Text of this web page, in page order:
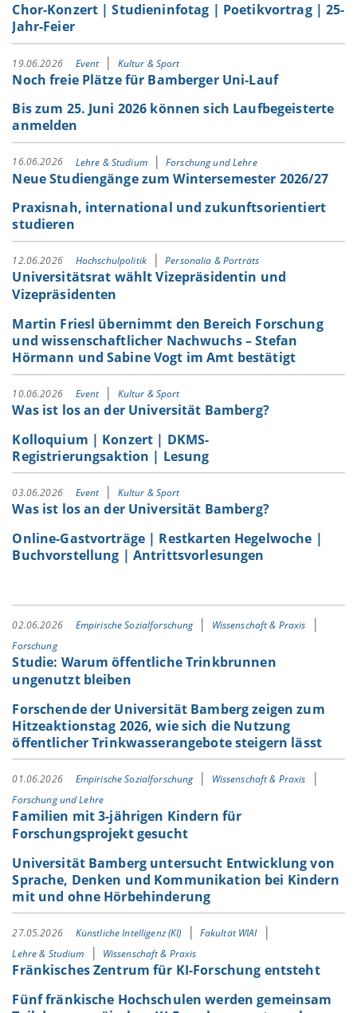
Chor-Konzert | Studieninfotag | Poetikvortrag | 25-
Jahr-Feier
19.06.2026 Event Kultur & Sport
Noch freie Plätze für Bamberger Uni-Lauf
Bis zum 25. Juni 2026 können sich Laufbegeisterte
anmelden
16.06.2026 Lehre & Studium Forschung und Lehre
Neue Studiengänge zum Wintersemester 2026/27
Praxisnah, international und zukunftsorientiert
studieren
12.06.2026 Hochschulpolitik Personalia & Porträts
Universitätsrat wählt Vizepräsidentin und
Vizepräsidenten
Martin Friesl übernimmt den Bereich Forschung
und wissenschaftlicher Nachwuchs – Stefan
Hörmann und Sabine Vogt im Amt bestätigt
10.06.2026 Event Kultur & Sport
Was ist los an der Universität Bamberg?
Kolloquium | Konzert | DKMS-
Registrierungsaktion | Lesung
03.06.2026 Event Kultur & Sport
Was ist los an der Universität Bamberg?
Online-Gastvorträge | Restkarten Hegelwoche |
Buchvorstellung | Antrittsvorlesungen
02.06.2026 Empirische Sozialforschung
Wissenschaft & Praxis
Forschung
Studie: Warum öffentliche Trinkbrunnen
ungenutzt bleiben
Forschende der Universität Bamberg zeigen zum
Hitzeaktionstag 2026, wie sich die Nutzung
öffentlicher Trinkwasserangebote steigern lässt
01.06.2026 Empirische Sozialforschung
Wissenschaft & Praxis
Forschung und Lehre
Familien mit 3-jährigen Kindern für
Forschungsprojekt gesucht
Universität Bamberg untersucht Entwicklung von
Sprache, Denken und Kommunikation bei Kindern
mit und ohne Hörbehinderung
27.05.2026 Künstliche Intelligenz (KI)
Fakultät WIAI
Lehre & Studium
Wissenschaft & Praxis
Fränkisches Zentrum für KI-Forschung entsteht
Fünf fränkische Hochschulen werden gemeinsam